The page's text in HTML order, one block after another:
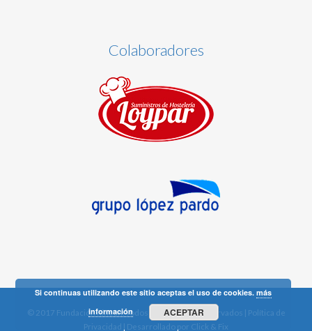
Colaboradores
© 2017 Fundación Rincón. Todos los derechos reservados | Política de
Privacidad | Desarrollado por Click & Fix
Si continuas utilizando este sitio aceptas el uso de cookies.más
información
ACEPTAR